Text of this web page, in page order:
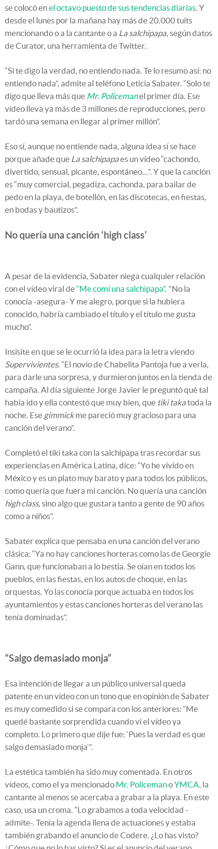
se colocó enel octavo puesto de sus tendencias diarias . Y
desde el lunes por la mañana hay más de 20.000 tuits
mencionando o a la cantante o a La salchipapa, según datos
de Curator, una herramienta de Twitter.
“Si te digo la verdad, no entiendo nada. Te lo resumo así: no
entiendo nada”, admite al teléfono Leticia Sabater. “Solo te
digo que lleva más que Mr. Policemanel primer día. Ese
vídeo lleva ya más de 3 millones de reproducciones, pero
tardó una semana en llegar al primer millón”.
Eso sí, aunque no entiende nada, alguna idea sí se hace
porque añade que La salchipapaes un vídeo “cachondo,
divertido, sensual, picante, espontáneo…”. Y que la canción
es “muy comercial, pegadiza, cachonda, para bailar de
pedo en la playa, de botellón, en las discotecas, en fiestas,
en bodas y bautizos”.
No quería una canción ‘high class’
A pesar de la evidencia, Sabater niega cualquier relación
con el vídeo viral de“Me comí una salchipapa”. "No la
conocía -asegura- Y me alegro, porque si la hubiera
conocido, habría cambiado el título y el título me gusta
mucho”.
Insisite en que se le ocurrió la idea para la letra viendo
Supervivientes. “El novio de Chabelita Pantoja fue a verla,
para darle una sorpresa, y durmieron juntos en la tienda de
campaña. Al día siguiente Jorge Javier le preguntó qué tal
había ido y ella contestó que muy bien, que tiki takatoda la
noche. Ese gimmickme pareció muy gracioso para una
canción del verano”.
Completó el tiki taka con la salchipapa tras recordar sus
experiencias en América Latina, dice: “Yo he vivido en
México y es un plato muy barato y para todos los públicos,
como quería que fuera mi canción. No quería una canción
high class, sino algo que gustara tanto a gente de 90 años
como a niños”.
Sabater explica que pensaba en una canción del verano
clásica: “Ya no hay canciones horteras como las de Georgie
Gann, que funcionaban a lo bestia. Se oían en todos los
pueblos, en las fiestas, en los autos de choque, en las
orquestas. Yo las conocía porque actuaba en todos los
ayuntamientos y estas canciones horteras del verano las
tenía dominadas”.
“Salgo demasiado monja”
Esa intención de llegar a un público universal queda
patente en un vídeo con un tono que en opinión de Sabater
es muy comedido si se compara con los anteriores: “Me
quedé bastante sorprendida cuando vi el vídeo ya
completo. Lo primero que dije fue: ‘Pues la verdad es que
salgo demasiado monja’”.
La estética también ha sido muy comentada. En otros
vídeos, como el ya mencionado Mr. PolicemanoYMCA , la
cantante al menos se acercaba a grabar a la playa. En este
caso, usa un croma. “Lo grabamos a toda velocidad -
admite-. Tenía la agenda llena de actuaciones y estaba
también grabando el anuncio de Codere. ¿Lo has visto?